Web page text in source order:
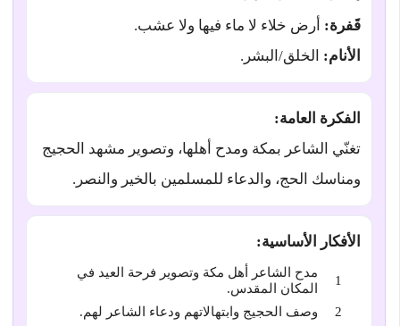
قَفرة: أرض خلاء لا ماء فيها ولا عشب.
الأنام: الخلق/البشر.
الفكرة العامة:
تغنّي الشاعر بمكة ومدح أهلها، وتصوير مشهد الحجيج
ومناسك الحج، والدعاء للمسلمين بالخير والنصر.
الأفكار الأساسية:
مدح الشاعر أهل مكة وتصوير فرحة العيد في
المكان المقدس.
وصف الحجيج وابتهالاتهم ودعاء الشاعر لهم.